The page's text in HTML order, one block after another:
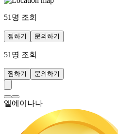
51 명 조회
찜하기 문의하기
51 명 조회
찜하기 문의하기
엘에이나나